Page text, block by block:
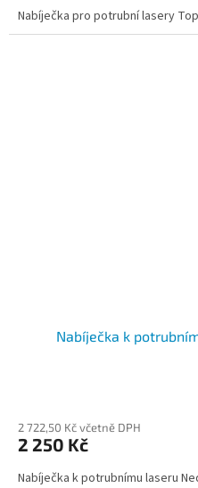
Nabíječka pro potrubní lasery
Nabíječka k
2 722,50 Kč včetně DPH
2 250 Kč
Nabíječka k potrubnímu laseru